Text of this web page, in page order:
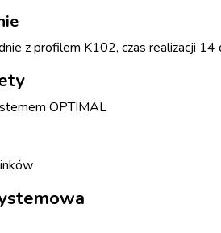
z profilem K102, czas realizacji 14
OPTIMAL